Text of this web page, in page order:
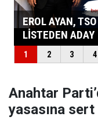
Anahtar
yasasına